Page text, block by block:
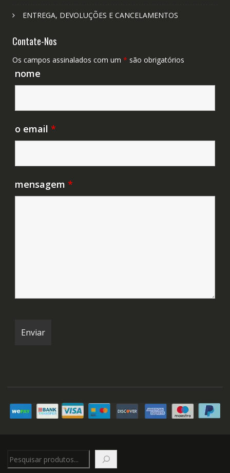
ENTREGA, DEVOLUÇÕES E CANCELAMENTOS
Contate-Nos
Os campos assinalados com um * são obrigatórios
nome
o email *
mensagem *